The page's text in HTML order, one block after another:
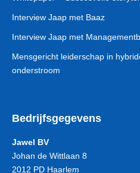
Interview Jaap met Baaz
Interview Jaap met
Mensgericht leiderschap in
onderstroom
Bedrijfsgegevens
Jawel BV
Johan de Wittlaan 8
2012 PD Haarlem